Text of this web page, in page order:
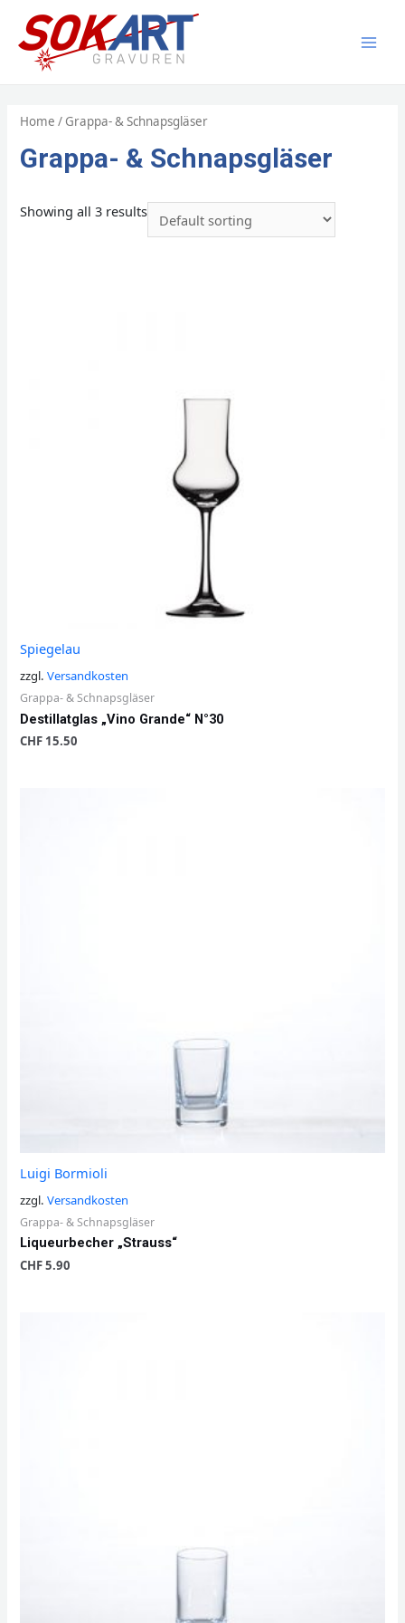
Inhalt
springen
Home / Grappa- & Schnapsgläser
Grappa- & Schnapsgläser
Showing all 3 results
Spiegelau
zzgl.Versandkosten
Grappa- & Schnapsgläser
Destillatglas „Vino Grande“ N°30
CHF 15.50
Luigi Bormioli
zzgl.Versandkosten
Grappa- & Schnapsgläser
Liqueurbecher „Strauss“
CHF5.90